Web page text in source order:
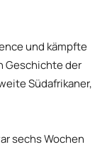
und kämpfte
Geschichte der
Südafrikaner,
sechs Wochen